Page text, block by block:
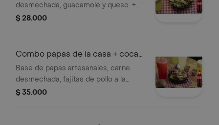
desmechada, guacamole y queso. +
coca cola 400 ml sabor original.
$ 28.000
Combo papas de la casa + coca
cola
Base de papas artesanales, carne
desmechada, fajitas de pollo a la
plancha, tocineta y queso. + coca cola
$ 35.000